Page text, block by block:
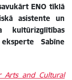
ENO tīklā
asistente un
kultūrizglītības
Sabīne
Arts and Cultural